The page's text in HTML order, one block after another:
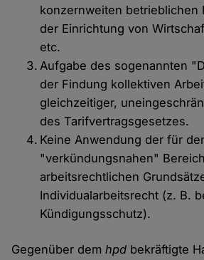
konzernweiten betrieblichen
der Einrichtung von
etc.
Aufgabe des sogenannten
der Findung kollektiven
gleichzeitiger,
des Tarifvertragsgesetzes.
Keine Anwendung der für
"verkündungsnahen"
arbeitsrechtlichen
Individualarbeitsrecht (z. B.
Kündigungsschutz).
Gegenüber demhpd bekräftigte